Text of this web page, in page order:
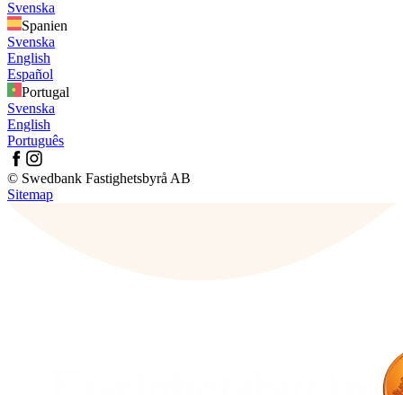
Svenska
Spanien
Svenska
English
Español
Portugal
Svenska
English
Português
© Swedbank Fastighetsbyrå AB
Sitemap